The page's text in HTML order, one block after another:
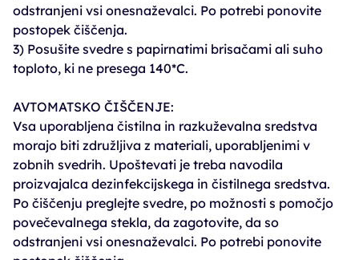
odstranjeni vsi onesnaževalci. Po potrebi ponovite
postopek čiščenja.
3) Posušite svedre s papirnatimi brisačami ali suho
toploto, ki ne presega 140*C.
AVTOMATSKO ČIŠČENJE:
Vsa uporabljena čistilna in razkuževalna sredstva
morajo biti združljiva z materiali, uporabljenimi v
zobnih svedrih. Upoštevati je treba navodila
proizvajalca dezinfekcijskega in čistilnega sredstva.
Po čiščenju preglejte svedre, po možnosti s pomočjo
povečevalnega stekla, da zagotovite, da so
odstranjeni vsi onesnaževalci. Po potrebi ponovite